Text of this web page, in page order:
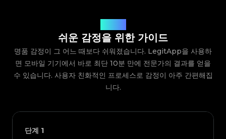
쉬운 감정을 위한 가이드
명품 감정이 그 어느 때보다 쉬워졌습니다. LegitApp을 사용하
면 모바일 기기에서 바로 최단 10분 만에 전문가의 결과를 얻을
수 있습니다. 사용자 친화적인 프로세스로 감정이 아주 간편해집
니다.
단계 1